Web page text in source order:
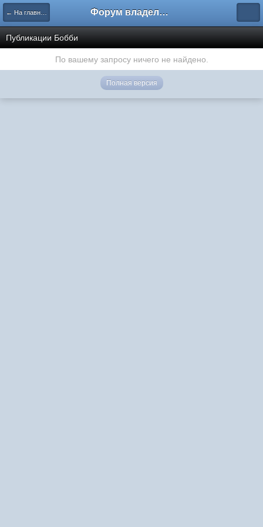
← На главную Форум владельцев интернет-магазинов
Публикации Бобби
По вашему запросу ничего не найдено.
Полная версия